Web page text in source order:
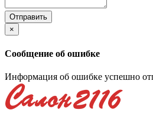
×
Сообщение об ошибке
Информация об ошибке успешно